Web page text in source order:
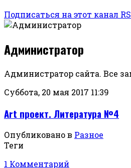
Подписаться на этот канал
Администратор
Администратор сайта. Все
Суббота, 20 мая 2017 11:39
Art проект. Литература №4
Опубликовано в Разное
Теги
1 Комментарий